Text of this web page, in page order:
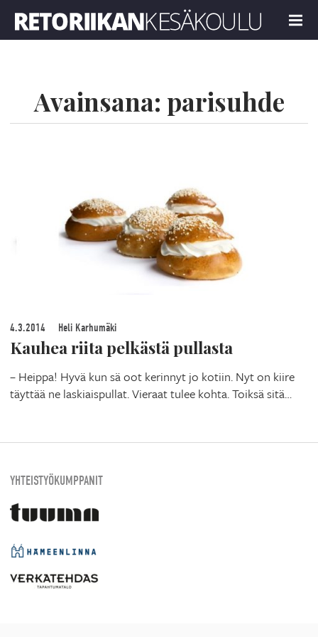
MENU
Avainsana: parisuhde
4.3.2014 Heli Karhumäki
Kauhea riita pelkästä pullasta
– Heippa! Hyvä kun sä oot kerinnyt jo kotiin. Nyt on kiire
täyttää ne laskiaispullat. Vieraat tulee kohta. Toiksä sitä…
YHTEISTYÖKUMPPANIT